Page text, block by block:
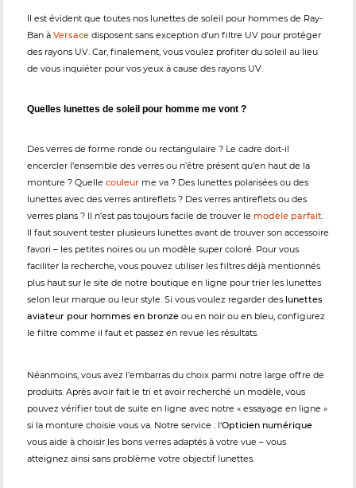
Il est évident que toutes nos lunettes de soleil pour hommes de Ray-
Ban à Versace disposent sans exception d’un filtre UV pour protéger
des rayons UV. Car, finalement, vous voulez profiter du soleil au lieu
de vous inquiéter pour vos yeux à cause des rayons UV.
Quelles lunettes de soleil pour homme me vont ?
Des verres de forme ronde ou rectangulaire ? Le cadre doit-il
encercler l’ensemble des verres ou n’être présent qu’en haut de la
monture ? Quelle couleur me va ? Des lunettes polarisées ou des
lunettes avec des verres antireflets ? Des verres antireflets ou des
verres plans ? Il n’est pas toujours facile de trouver le modèle parfait.
Il faut souvent tester plusieurs lunettes avant de trouver son accessoire
favori – les petites noires ou un modèle super coloré. Pour vous
faciliter la recherche, vous pouvez utiliser les filtres déjà mentionnés
plus haut sur le site de notre boutique en ligne pour trier les lunettes
selon leur marque ou leur style. Si vous voulez regarder des lunettes
aviateur pour hommes en bronze ou en noir ou en bleu, configurez
le filtre comme il faut et passez en revue les résultats.
Néanmoins, vous avez l’embarras du choix parmi notre large offre de
produits. Après avoir fait le tri et avoir recherché un modèle, vous
pouvez vérifier tout de suite en ligne avec notre « essayage en ligne »
si la monture choisie vous va. Notre service : l‘Opticien numérique
vous aide à choisir les bons verres adaptés à votre vue – vous
atteignez ainsi sans problème votre objectif lunettes.